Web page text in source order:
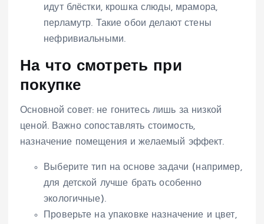
идут блёстки, крошка слюды, мрамора,
перламутр. Такие обои делают стены
нефривиальными.
На что смотреть при
покупке
Основной совет: не гонитесь лишь за низкой
ценой. Важно сопоставлять стоимость,
назначение помещения и желаемый эффект.
Выберите тип на основе задачи (например,
для детской лучше брать особенно
экологичные).
Проверьте на упаковке назначение и цвет,